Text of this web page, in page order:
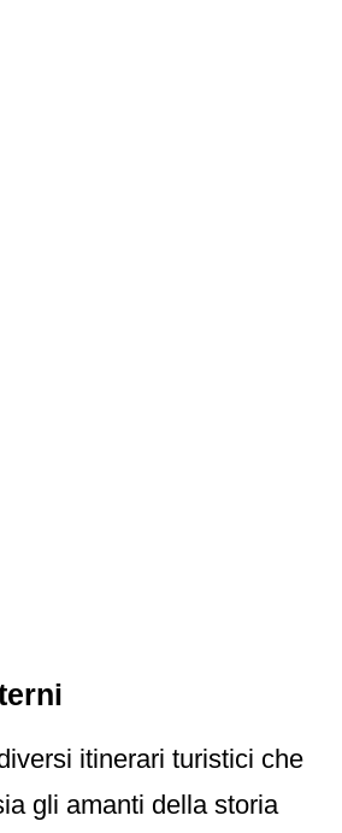
itinerari turistici che
gli amanti della storia